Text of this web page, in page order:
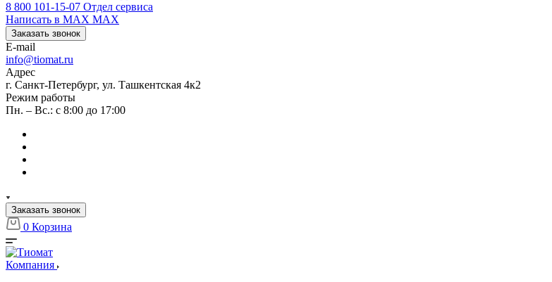
8 800 101-15-07 Отдел сервиса
Написать в MAX MAX
Заказать звонок
E-mail
info@tiomat.ru
Адрес
г. Санкт-Петербург, ул. Ташкентская 4к2
Режим работы
Пн. – Вс.: с 8:00 до 17:00
Заказать звонок
0 Корзина
Компания